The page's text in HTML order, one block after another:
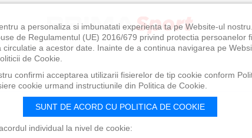
a personaliza si imbunatati experienta ta pe Website-ul
de Regulamentul (UE) 2016/679 privind protectia persoanelor
a acestor date. Inainte de a continua navigarea pe
de Cookie.
confirmi acceptarea utilizarii fisierelor de tip cookie conform
cookie urmand instructiunile din Politica de Cookie.
SUNT DE ACORD CU POLITICA DE COOKIE
individual la nivel de cookie: